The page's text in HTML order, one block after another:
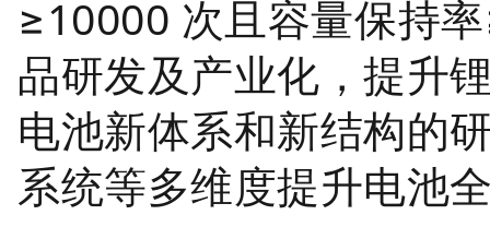
≥10000 次且容量保持
品研发及产业化，提升
电池新体系和新结构的
系统等多维度提升电池